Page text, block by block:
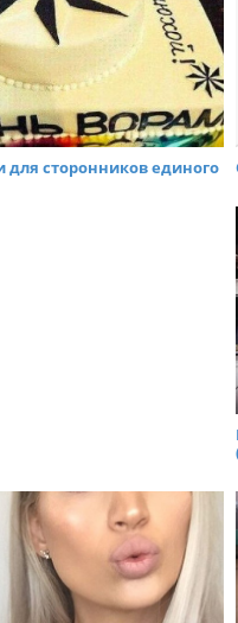
для сторонников единого